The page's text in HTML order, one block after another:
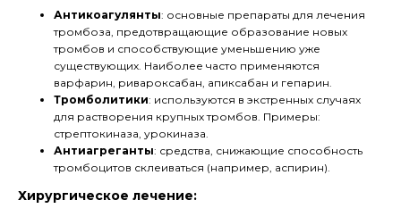
Антикоагулянты: основные препараты для лечения
тромбоза, предотвращающие образование новых
тромбов и способствующие уменьшению уже
существующих. Наиболее часто применяются
варфарин, ривароксабан, апиксабан и гепарин.
Тромболитики: используются в экстренных случаях
для растворения крупных тромбов. Примеры:
стрептокиназа, урокиназа.
Антиагреганты: средства, снижающие способность
тромбоцитов склеиваться (например, аспирин).
Хирургическое лечение: